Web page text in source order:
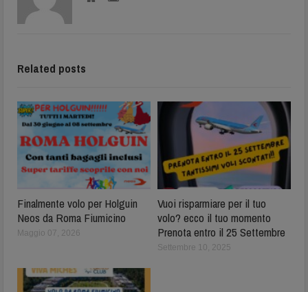
Related posts
Finalmente volo per Holguin
Neos da Roma Fiumicino
Maggio 07, 2026
Vuoi risparmiare per il tuo
volo? ecco il tuo momento
Prenota entro il 25 Settembre
Settembre 10, 2025